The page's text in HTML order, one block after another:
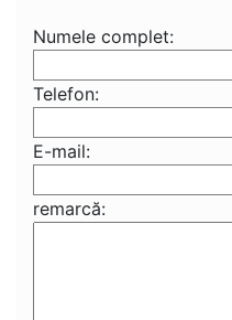
Numele complet:
Telefon:
E-mail:
remarcă: